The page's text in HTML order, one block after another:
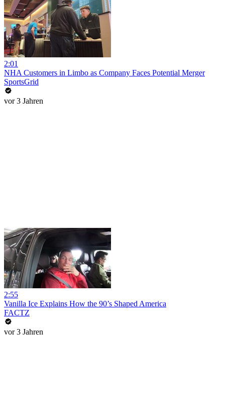
2:01
NHA Customers in Limbo as Company Faces Potential Merger
SportsGrid
vor 3 Jahren
2:55
Vanilla Ice Explains How the 90’s Shaped America
FACTZ
vor 3 Jahren